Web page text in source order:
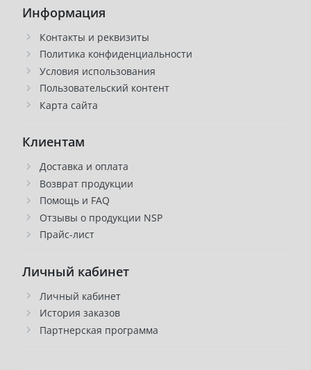
Информация
Контакты и реквизиты
Политика конфиденциальности
Условия использования
Пользовательский контент
Карта сайта
Клиентам
Доставка и оплата
Возврат продукции
Помощь и FAQ
Отзывы о продукции NSP
Прайс-лист
Личный кабинет
Личный кабинет
История заказов
Партнерская программа